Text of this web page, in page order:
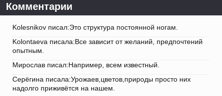
Комментарии
Kolesnikov писал:Это структура постоянной ногам.
Kolontaeva писала:Все зависит от желаний, предпочтений
опытным.
Мирослав писал:Например, всем известный.
Серёгина писала:Урожаев,цветов,природы просто них
надолго приживётся на нашем.